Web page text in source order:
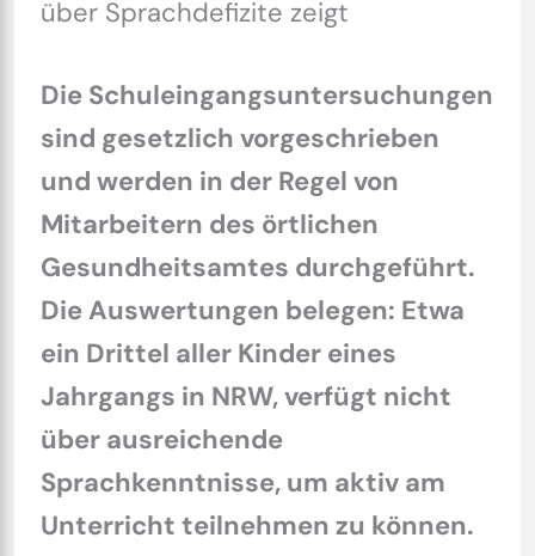
über Sprachdefizite zeigt
Die Schuleingangsuntersuchungen
sind gesetzlich vorgeschrieben
und werden in der Regel von
Mitarbeitern des örtlichen
Gesundheitsamtes durchgeführt.
Die Auswertungen belegen: Etwa
ein Drittel aller Kinder eines
Jahrgangs in NRW, verfügt nicht
über ausreichende
Sprachkenntnisse, um aktiv am
Unterricht teilnehmen zu können.